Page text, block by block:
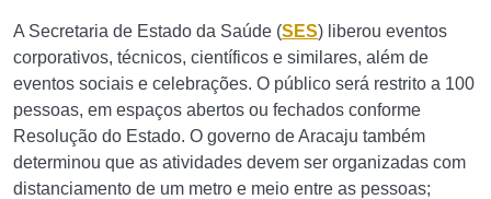
A Secretaria de Estado da Saúde (SES) liberou eventos
corporativos, técnicos, científicos e similares, além de
eventos sociais e celebrações. O público será restrito a 100
pessoas, em espaços abertos ou fechados conforme
Resolução do Estado. O governo de Aracaju também
determinou que as atividades devem ser organizadas com
distanciamento de um metro e meio entre as pessoas;